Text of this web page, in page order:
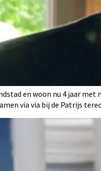
en woon nu 4 jaar met
via via bij de Patrijs